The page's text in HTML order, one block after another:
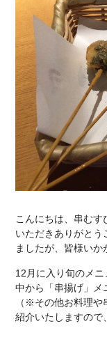
こんにちは、串む
いただきありがとう
ましたが、皆様いか
12月に入り旬のメ
中から「串揚げ」メ
（※その他お料理
紹介いたしますので